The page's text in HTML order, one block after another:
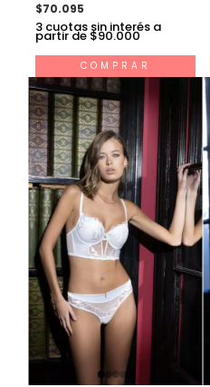
$70.095
3 cuotas sin interés a
partir de $90.000
COMPRAR